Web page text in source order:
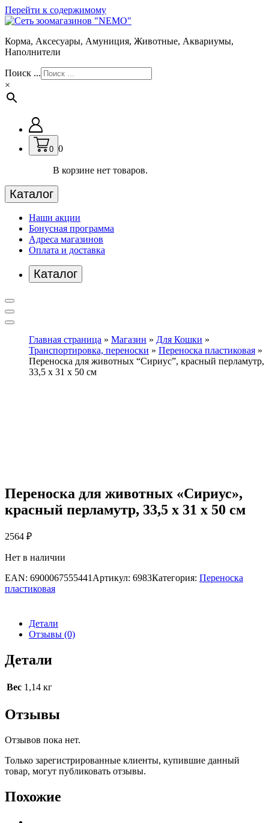
Перейти к содержимому
Корма, Аксесуары, Амуниция, Животные, Аквариумы,
Наполнители
Поиск ...
×
0 0
В корзине нет товаров.
Каталог
Наши акции
Бонусная программа
Адреса магазинов
Оплата и доставка
Каталог
Главная страница » Магазин » Для Кошки »
Транспортировка, переноски » Переноска пластиковая »
Переноска для животных “Сириус”, красный перламутр,
33,5 х 31 х 50 см
Переноска для животных «Сириус»,
красный перламутр, 33,5 х 31 х 50 см
2564 ₽
Нет в наличии
EAN: 6900067555441Артикул: 6983Категория: Переноска
пластиковая
Детали
Отзывы (0)
Детали
Вес 1,14 кг
Отзывы
Отзывов пока нет.
Только зарегистрированные клиенты, купившие данный
товар, могут публиковать отзывы.
Похожие